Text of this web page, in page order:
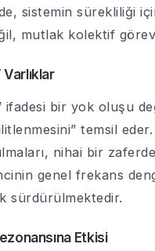
sistemin sürekliliği
mutlak kolektif
ifadesi bir yok oluşu
temsil
nihai bir
genel frekans
sürdürülmektedir.
Etkisi